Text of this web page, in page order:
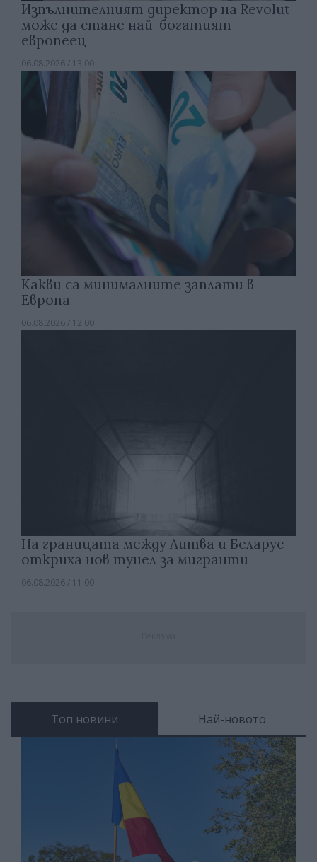
Изпълнителният директор на Revolut
може да стане най-богатият
европеец
06.08.2026 / 13:00
Какви са минималните заплати в
Европа
06.08.2026 / 12:00
На границата между Литва и Беларус
откриха нов тунел за мигранти
06.08.2026 / 11:00
Топ новини Най-новото